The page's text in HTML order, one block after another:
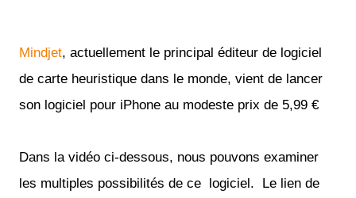
Mindjet, actuellement le principal éditeur de logiciel
de carte heuristique dans le monde, vient de lancer
son logiciel pour iPhone au modeste prix de 5,99 €
Dans la vidéo ci-dessous, nous pouvons examiner
les multiples possibilités de ce logiciel. Le lien de